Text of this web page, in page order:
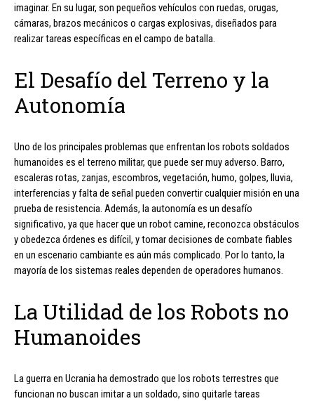
imaginar. En su lugar, son pequeños vehículos con ruedas, orugas,
cámaras, brazos mecánicos o cargas explosivas, diseñados para
realizar tareas específicas en el campo de batalla.
El Desafío del Terreno y la
Autonomía
Uno de los principales problemas que enfrentan los robots soldados
humanoides es el terreno militar, que puede ser muy adverso. Barro,
escaleras rotas, zanjas, escombros, vegetación, humo, golpes, lluvia,
interferencias y falta de señal pueden convertir cualquier misión en una
prueba de resistencia. Además, la autonomía es un desafío
significativo, ya que hacer que un robot camine, reconozca obstáculos
y obedezca órdenes es difícil, y tomar decisiones de combate fiables
en un escenario cambiante es aún más complicado. Por lo tanto, la
mayoría de los sistemas reales dependen de operadores humanos.
La Utilidad de los Robots no
Humanoides
La guerra en Ucrania ha demostrado que los robots terrestres que
funcionan no buscan imitar a un soldado, sino quitarle tareas